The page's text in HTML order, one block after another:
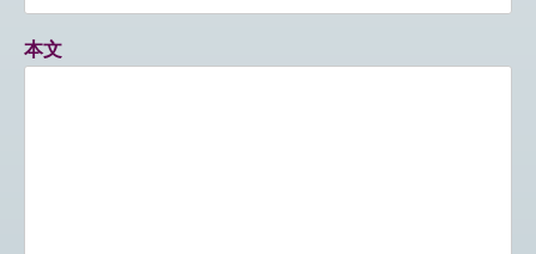
本文